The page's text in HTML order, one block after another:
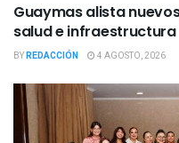
Guaymas alista
salud e infraestructura
BYREDACCIÓN 4 AGOSTO, 2026